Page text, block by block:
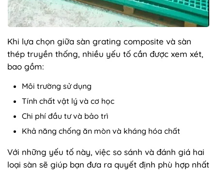
Khi lựa chọn giữa sàn grating composite và sàn
thép truyền thống, nhiều yếu tố cần được xem xét,
bao gồm:
Môi trường sử dụng
Tính chất vật lý và cơ học
Chi phí đầu tư và bảo trì
Khả năng chống ăn mòn và kháng hóa chất
Với những yếu tố này, việc so sánh và đánh giá hai
loại sàn sẽ giúp bạn đưa ra quyết định phù hợp nhất